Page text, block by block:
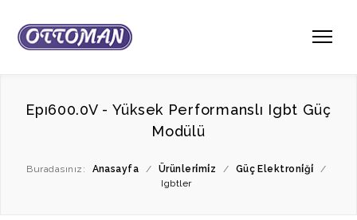
Epı600.0V - Yüksek Performanslı Igbt Güç
Modülü
Buradasınız: Anasayfa / Ürünleri̇mi̇z / Güç Elektroni̇ği̇
/
Igbtler